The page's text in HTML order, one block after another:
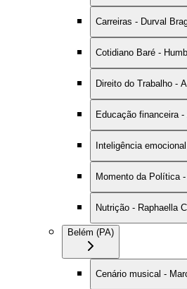
Carreiras - Durval
Cotidiano Baré -
Direito do Trabalho -
Educação financeira -
Inteligência
Momento da Política
Nutrição - Raphaella
Belém (PA)
Cenário musical -